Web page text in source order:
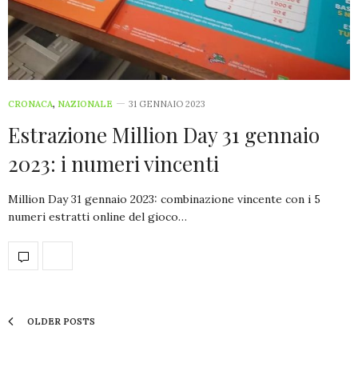
CRONACA, NAZIONALE 31 GENNAIO 2023
Estrazione Million Day 31 gennaio
2023: i numeri vincenti
Million Day 31 gennaio 2023: combinazione vincente con i 5
numeri estratti online del gioco…
OLDER POSTS